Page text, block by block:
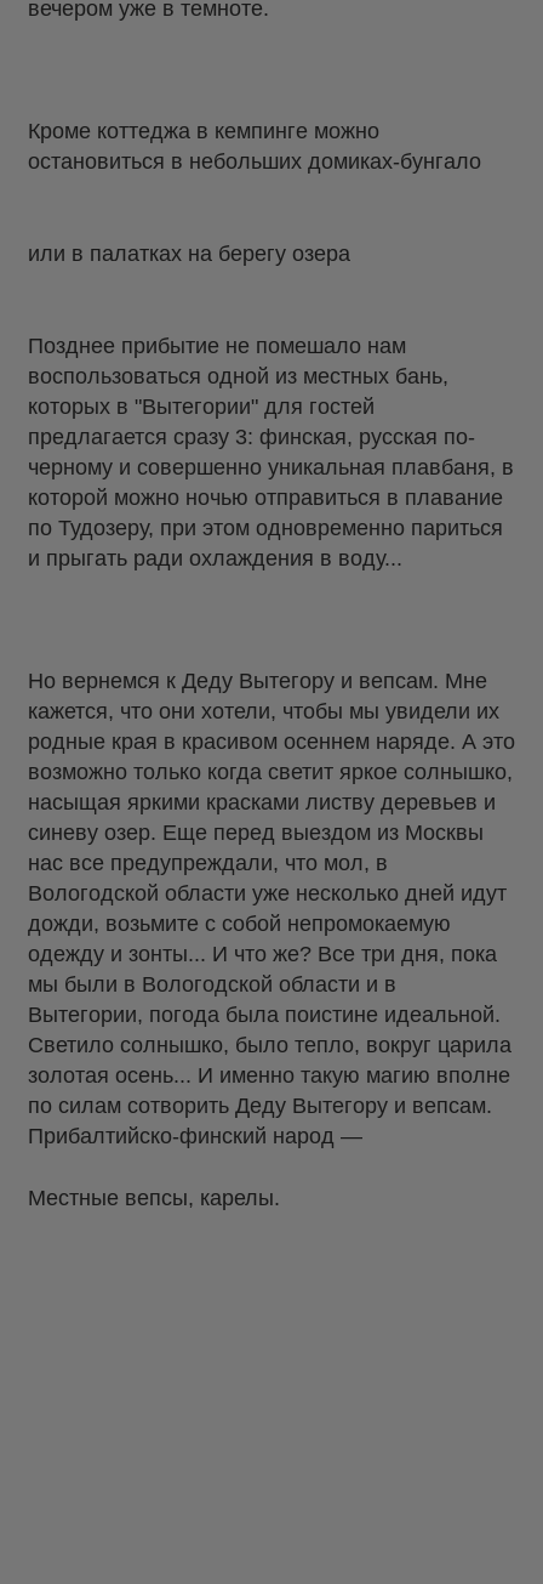
вечером уже в темноте.
Кроме коттеджа в кемпинге можно
остановиться в небольших домиках-бунгало
или в палатках на берегу озера
Позднее прибытие не помешало нам
воспользоваться одной из местных бань,
которых в "Вытегории" для гостей
предлагается сразу 3: финская, русская по-
черному и совершенно уникальная плавбаня, в
которой можно ночью отправиться в плавание
по Тудозеру, при этом одновременно париться
и прыгать ради охлаждения в воду...
Но вернемся к Деду Вытегору и вепсам. Мне
кажется, что они хотели, чтобы мы увидели их
родные края в красивом осеннем наряде. А это
возможно только когда светит яркое солнышко,
насыщая яркими красками листву деревьев и
синеву озер. Еще перед выездом из Москвы
нас все предупреждали, что мол, в
Вологодской области уже несколько дней идут
дожди, возьмите с собой непромокаемую
одежду и зонты... И что же? Все три дня, пока
мы были в Вологодской области и в
Вытегории, погода была поистине идеальной.
Светило солнышко, было тепло, вокруг царила
золотая осень... И именно такую магию вполне
по силам сотворить Деду Вытегору и вепсам.
Прибалтийско-финский народ —
Местные вепсы, карелы.